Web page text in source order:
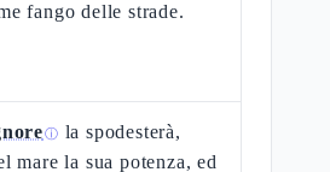
fango delle strade.
ⓘ la spodesterà,
mare la sua potenza, ed